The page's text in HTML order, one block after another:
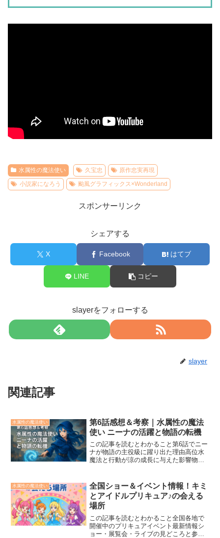
水属性の魔法使い 久宝忠
原作忠実再現
小説家になろう
颱風グラフィックス×Wonderland
スポンサーリンク
シェアする
X Facebook はてブ
LINE コピー
slayerをフォローする
slayer
関連記事
水属性の魔法使い
第6話感想＆考察｜水属性の魔法
使い ニーナの活躍と物語の転機
この記事を読むとわかること第6話でニー
ナが物語の主役級に躍り出た理由高位水
魔法と行動が涼の成長に与えた影響物語
い ニーナの活躍と物語の転機」をテーマ
に、今回はアニメ『...
水属性の魔法使い
全国ショー＆イベント情報！キミ
とアイドルプリキュア♪の会える
場所
この記事を読むとわかること全国各地で
開催中のプリキュアイベント最新情報シ
ョー・展覧会・ライブの見どころと参加